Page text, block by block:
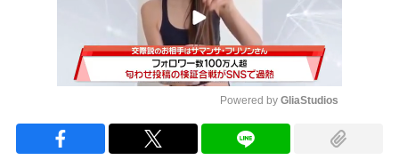
Powered by GliaStudios